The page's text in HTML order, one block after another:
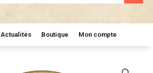
Actualités Boutique Mon compte